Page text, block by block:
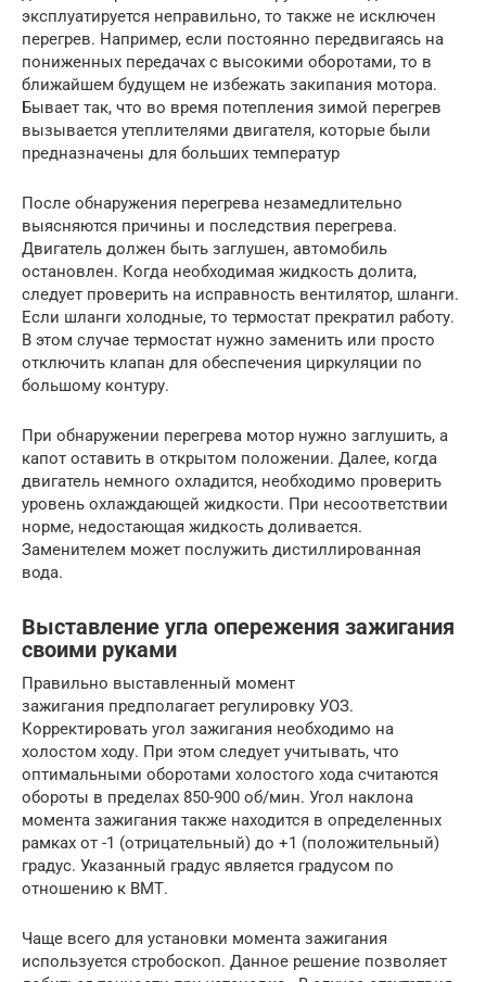
эксплуатируется неправильно, то также не исключен
перегрев. Например, если постоянно передвигаясь на
пониженных передачах с высокими оборотами, то в
ближайшем будущем не избежать закипания мотора.
Бывает так, что во время потепления зимой перегрев
вызывается утеплителями двигателя, которые были
предназначены для больших температур
После обнаружения перегрева незамедлительно
выясняются причины и последствия перегрева.
Двигатель должен быть заглушен, автомобиль
остановлен. Когда необходимая жидкость долита,
следует проверить на исправность вентилятор, шланги.
Если шланги холодные, то термостат прекратил работу.
В этом случае термостат нужно заменить или просто
отключить клапан для обеспечения циркуляции по
большому контуру.
При обнаружении перегрева мотор нужно заглушить, а
капот оставить в открытом положении. Далее, когда
двигатель немного охладится, необходимо проверить
уровень охлаждающей жидкости. При несоответствии
норме, недостающая жидкость доливается.
Заменителем может послужить дистиллированная
вода.
Выставление угла опережения зажигания
своими руками
Правильно выставленный момент
зажигания предполагает регулировку УОЗ.
Корректировать угол зажигания необходимо на
холостом ходу. При этом следует учитывать, что
оптимальными оборотами холостого хода считаются
обороты в пределах 850-900 об/мин. Угол наклона
момента зажигания также находится в определенных
рамках от -1 (отрицательный) до +1 (положительный)
градус. Указанный градус является градусом по
отношению к ВМТ.
Чаще всего для установки момента зажигания
используется стробоскоп. Данное решение позволяет